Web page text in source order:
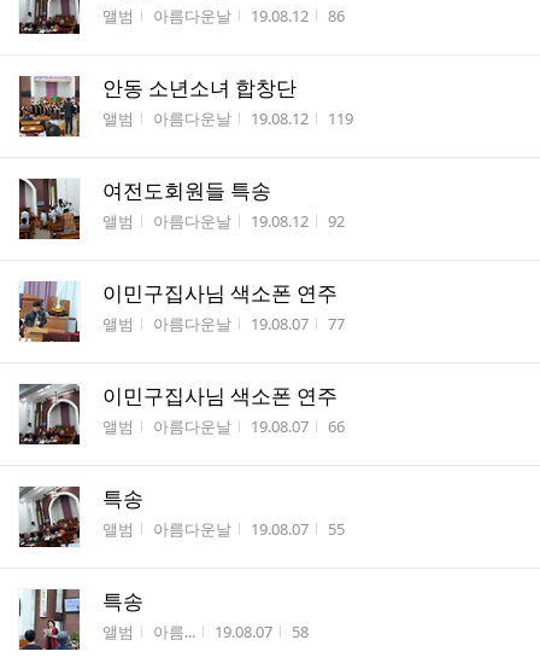
게시판명
앨범 작성자
아름다운날 작성시간
19.08.12 조회수
86
안동 소년소녀 합창단
게시판명
앨범 작성자
아름다운날 작성시간
19.08.12 조회수
119
여전도회원들 특송
게시판명
앨범 작성자
아름다운날 작성시간
19.08.12 조회수
92
이민구집사님 색소폰 연주
게시판명
앨범 작성자
아름다운날 작성시간
19.08.07 조회수
77
이민구집사님 색소폰 연주
게시판명
앨범 작성자
아름다운날 작성시간
19.08.07 조회수
66
특송
게시판명
앨범 작성자
아름다운날 작성시간
19.08.07 조회수
55
특송
게시판명
앨범 작성자
아름... 작성시간
19.08.07 조회수
58